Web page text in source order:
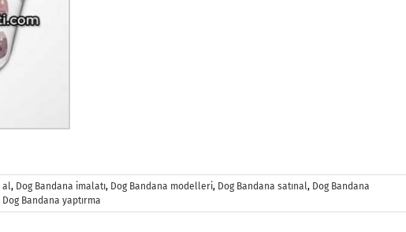
al, Dog Bandana imalatı, Dog Bandana modelleri, Dog Bandana satınal, Dog Bandana
Dog Bandana yaptırma